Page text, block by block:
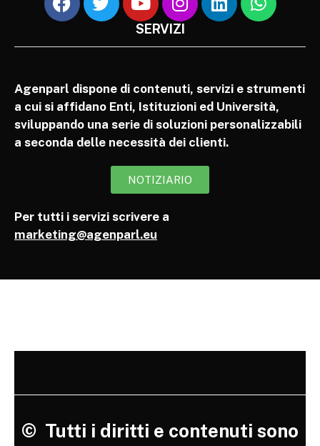
SERVIZI
Agenparl dispone di contenuti, servizi e strumenti
a cui si affidano Enti, Istituzioni ed Università,
sviluppando una serie di soluzioni personalizzabili
a seconda delle necessità dei clienti.
NOTIZIARIO
Per tutti i servizi scrivere a
marketing@agenparl.eu
© Tutti i diritti e contenuti sono